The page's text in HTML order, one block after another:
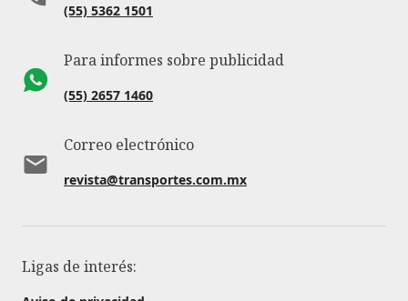
(55) 5362 1501
Para informes sobre publicidad
(55) 2657 1460
Correo electrónico
revista@transportes.com.mx
Ligas de interés: